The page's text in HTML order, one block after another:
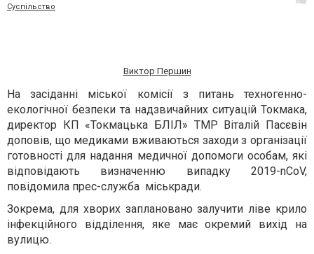
Суспільство
Виктор Першин
На засіданні міської комісії з питань техногенно-
екологічної безпеки та надзвичайних ситуацій Токмака,
директор КП «Токмацька БЛІЛ» ТМР Віталій Пасєвін
доповів, що медиками вживаються заходи з організації
готовності для надання медичної допомоги особам, які
відповідають визначенню випадку 2019-nCoV,
повідомила прес-служба міськради.
Зокрема, для хворих заплановано залучити ліве крило
інфекційного відділення, яке має окремий вихід на
вулицю.